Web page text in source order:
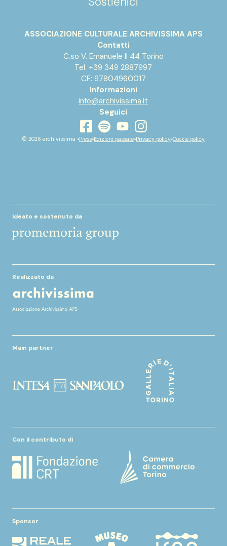
ASSOCIAZIONE CULTURALE ARCHIVISSIMA APS
Contatti
C.so V. Emanuele II 44 Torino
Tel. +39 349 2887997
CF: 97804960017
Informazioni
info@archivissima.it
Seguici
facebook
spotifyyoutubeinstagram
© 2026 archivissima •Press•Edizioni passate•Privacy policy•Cookie policy
Ideato e sostenuto da
Realizzato da
Main partner
Con il contributo di
Sponsor